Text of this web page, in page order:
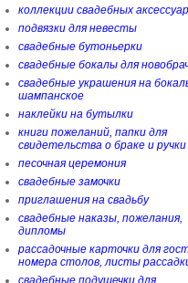
коллекции свадебных
подвязки для невесты
свадебные бутоньерки
свадебные бокалы для
свадебные украшения на
шампанское
наклейки на бутылки
книги пожеланий, папки для
свидетельства о браке и ручки
песочная церемония
свадебные замочки
приглашения на свадьбу
свадебные наказы, пожелания,
дипломы
рассадочные карточки для
номера столов, листы
свадебные подушечки для